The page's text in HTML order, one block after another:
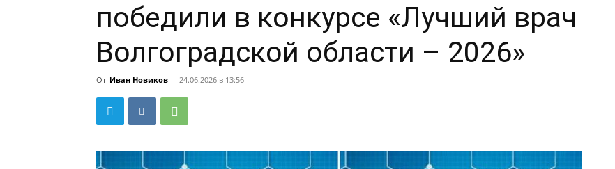
победили в конкурсе «Лучший врач
Волгоградской области – 2026»
От Иван Новиков - 24.06.2026 в 13:56